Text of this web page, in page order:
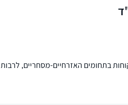
לקוחות בתחומים האזרחיים-מסחריים, לרבות